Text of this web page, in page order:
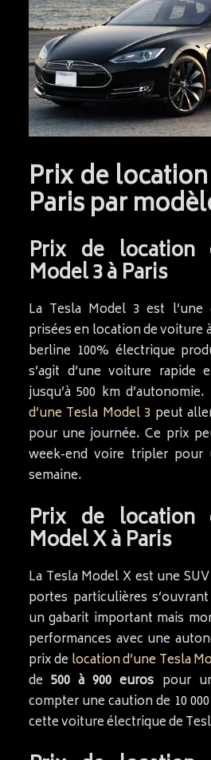
Prix de
Paris par
Prix de location
Model 3 à Paris
La Tesla Model 3 est
prisées en location de voiture
berline 100% électrique
s’agit d’une voiture rapide
jusqu’à 500 km
d’une Tesla Model 3 peut
pour une journée. Ce prix
week-end voire tripler pour
semaine.
Prix de location
Model X à Paris
La Tesla Model X est une
portes particulières
un gabarit important mais
performances avec une
prix delocation d’une Tesla
de500 à 900 euros pour
compter une caution de 10
cette voiture électrique de